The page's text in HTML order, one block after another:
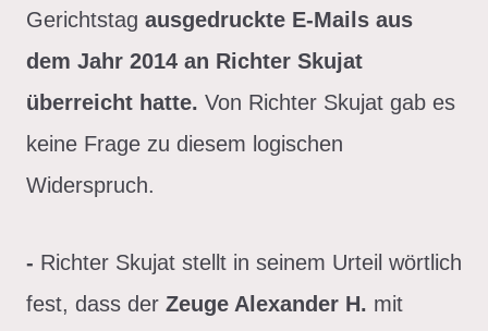
Gerichtstag ausgedruckte E-Mails aus
dem Jahr 2014 an Richter Skujat
überreicht hatte. Von Richter Skujat gab es
keine Frage zu diesem logischen
Widerspruch.
- Richter Skujat stellt in seinem Urteil wörtlich
fest, dass der Zeuge Alexander H. mit